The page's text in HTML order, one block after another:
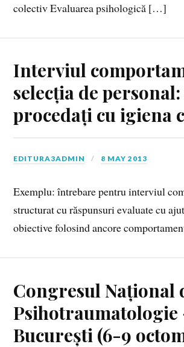
colectiv Evaluarea psihologică […]
Interviul
selecția de
procedați cu igiena
EDITURA3ADMIN 8 MAY 2013
Exemplu: întrebare pentru interviul
structurat cu răspunsuri evaluate cu
obiective folosind ancore
Congresul Național
Psihotraumatologie
București (6-9